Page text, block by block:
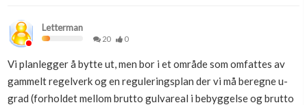
Kundeservice
Få svar på det du lurer på
Kom i gang med Boligmappa
Se din bolig? Klikk her
Letterman
20 0
Vi planlegger å bytte ut, men bor i et område som omfattes av
gammelt regelverk og en reguleringsplan der vi må beregne u-
grad (forholdet mellom brutto gulvareal i bebyggelse og brutto